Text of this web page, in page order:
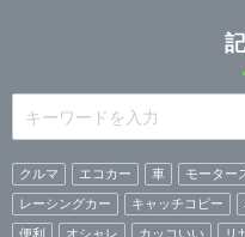
クルマ エコカー 車 モーター
レーシングカー
キャッチコピー
便利
オシャレ カッコいい リ